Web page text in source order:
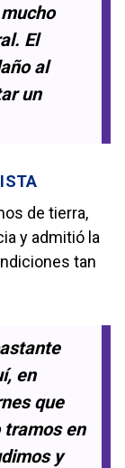
El
al
un
de tierra,
y admitió la
tan
en
que
tramos en
y